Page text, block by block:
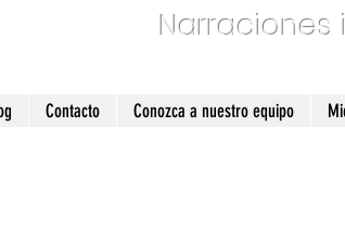
Contacto Conozca a nuestro equipo